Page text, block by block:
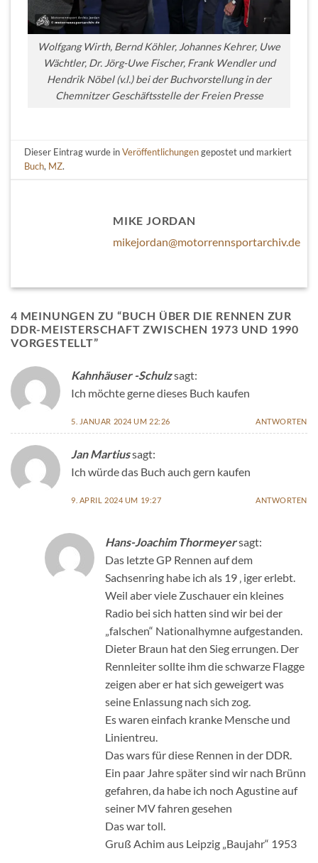
Wolfgang Wirth, Bernd Köhler, Johannes Kehrer, Uwe
Wächtler, Dr. Jörg-Uwe Fischer, Frank Wendler und
Hendrik Nöbel (v.l.) bei der Buchvorstellung in der
Chemnitzer Geschäftsstelle der Freien Presse
Dieser Eintrag wurde inVeröffentlichungengepostet und markiert
Buch, MZ.
MIKE JORDAN
mikejordan@motorrennsportarchiv.de
4 MEINUNGEN ZU “BUCH ÜBER DIE RENNEN ZUR
DDR-MEISTERSCHAFT ZWISCHEN 1973 UND 1990
VORGESTELLT”
Kahnhäuser -Schulzsagt:
Ich möchte gerne dieses Buch kaufen
5. JANUAR 2024 UM 22:26 ANTWORTEN
Jan Martiussagt:
Ich würde das Buch auch gern kaufen
9. APRIL 2024 UM 19:27 ANTWORTEN
Hans-Joachim Thormeyersagt:
Das letzte GP Rennen auf dem
Sachsenring habe ich als 19 ‚ iger erlebt.
Weil aber viele Zuschauer ein kleines
Radio bei sich hatten sind wir bei der
„falschen“ Nationalhymne aufgestanden.
Dieter Braun hat den Sieg errungen. Der
Rennleiter sollte ihm die schwarze Flagge
zeigen aber er hat sich geweigert was
seine Enlassung nach sich zog.
Es waren einfach kranke Mensche und
Linientreu.
Das wars für diese Rennen in der DDR.
Ein paar Jahre später sind wir nach Brünn
gefahren, da habe ich noch Agustine auf
seiner MV fahren gesehen
Das war toll.
Gruß Achim aus Leipzig „Baujahr“ 1953